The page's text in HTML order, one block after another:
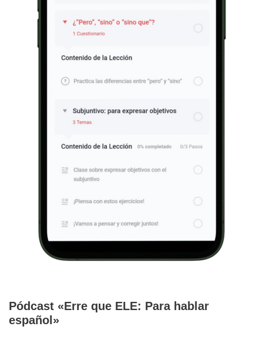
Pódcast «Erre que ELE: Para hablar
español»